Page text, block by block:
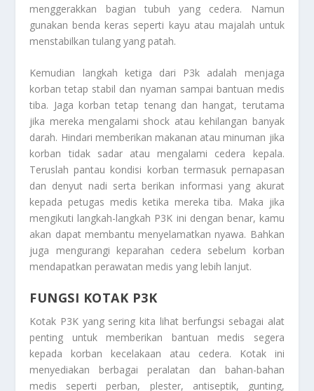
menggerakkan bagian tubuh yang cedera. Namun
gunakan benda keras seperti kayu atau majalah untuk
menstabilkan tulang yang patah.
Kemudian langkah ketiga dari P3k adalah menjaga
korban tetap stabil dan nyaman sampai bantuan medis
tiba. Jaga korban tetap tenang dan hangat, terutama
jika mereka mengalami shock atau kehilangan banyak
darah. Hindari memberikan makanan atau minuman jika
korban tidak sadar atau mengalami cedera kepala.
Teruslah pantau kondisi korban termasuk pernapasan
dan denyut nadi serta berikan informasi yang akurat
kepada petugas medis ketika mereka tiba. Maka jika
mengikuti langkah-langkah P3K ini dengan benar, kamu
akan dapat membantu menyelamatkan nyawa. Bahkan
juga mengurangi keparahan cedera sebelum korban
mendapatkan perawatan medis yang lebih lanjut.
FUNGSI KOTAK P3K
Kotak P3K yang sering kita lihat berfungsi sebagai alat
penting untuk memberikan bantuan medis segera
kepada korban kecelakaan atau cedera. Kotak ini
menyediakan berbagai peralatan dan bahan-bahan
medis seperti perban, plester, antiseptik, gunting,